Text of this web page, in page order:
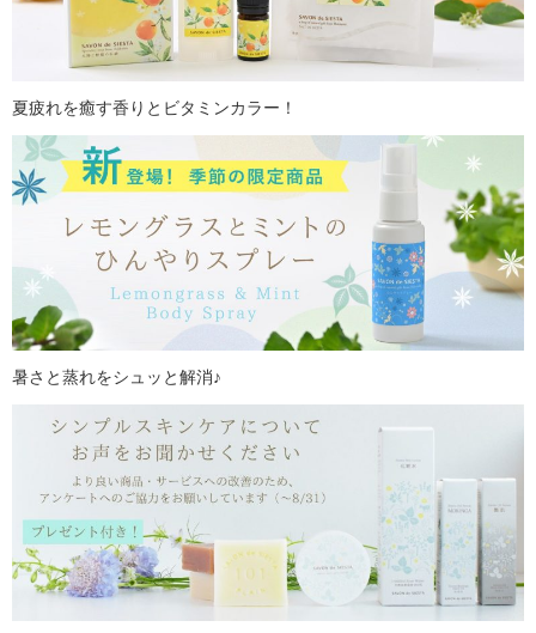
夏疲れを癒す香りとビタミンカラー！
暑さと蒸れをシュッと解消♪